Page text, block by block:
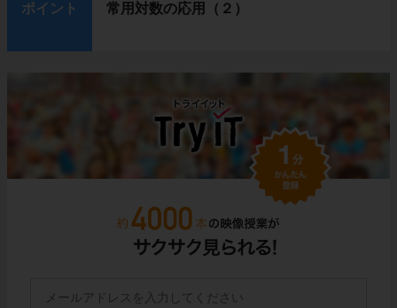
ポイント 常用対数の応用（２）